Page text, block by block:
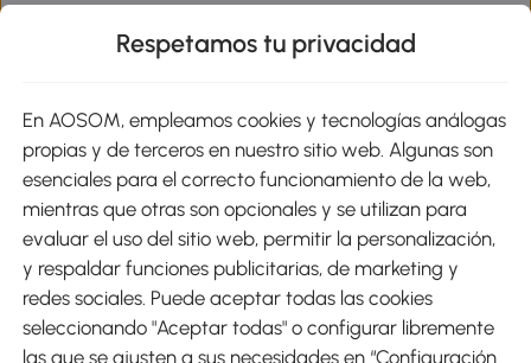
Métodos de Pago
Envíos
Respetamos tu privacidad
En AOSOM, empleamos cookies y tecnologías análogas
propias y de terceros en nuestro sitio web. Algunas son
esenciales para el correcto funcionamiento de la web,
mientras que otras son opcionales y se utilizan para
evaluar el uso del sitio web, permitir la personalización,
y respaldar funciones publicitarias, de marketing y
redes sociales. Puede aceptar todas las cookies
seleccionando "Aceptar todas" o configurar libremente
las que se ajusten a sus necesidades en “Configuración